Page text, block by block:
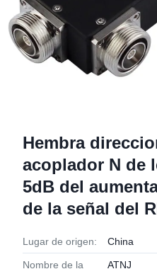
Hembra
acoplador N de
5dB del
de la señal del
Lugar de origen: China
Nombre de la
ATNJ